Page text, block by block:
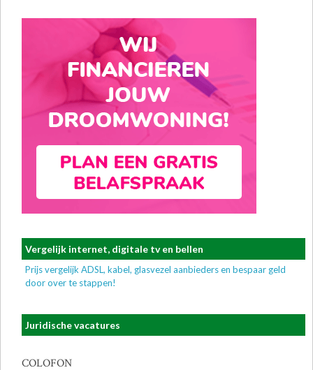
Vergelijk internet, digitale tv en bellen
Prijs vergelijk ADSL, kabel, glasvezel aanbieders en bespaar geld
door over te stappen!
Juridische vacatures
COLOFON